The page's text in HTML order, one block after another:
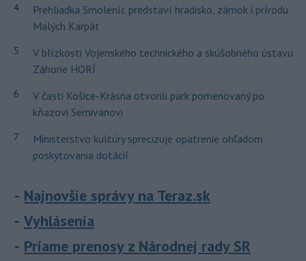
4
Prehliadka Smoleníc predstaví hradisko, zámok i prírodu
Malých Karpát
5
V blízkosti Vojenského technického a skúšobného ústavu
Záhorie HORÍ
6
V časti Košice-Krásna otvorili park pomenovaný po
kňazovi Semivanovi
7
Ministerstvo kultúry sprecizuje opatrenie ohľadom
poskytovania dotácií
Najnovšie správy na Teraz.sk
Vyhlásenia
Priame prenosy z Národnej rady SR